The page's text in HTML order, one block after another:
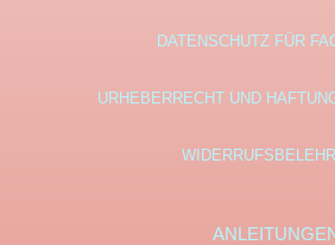
DATENSCHUTZ FÜR
URHEBERRECHT UND